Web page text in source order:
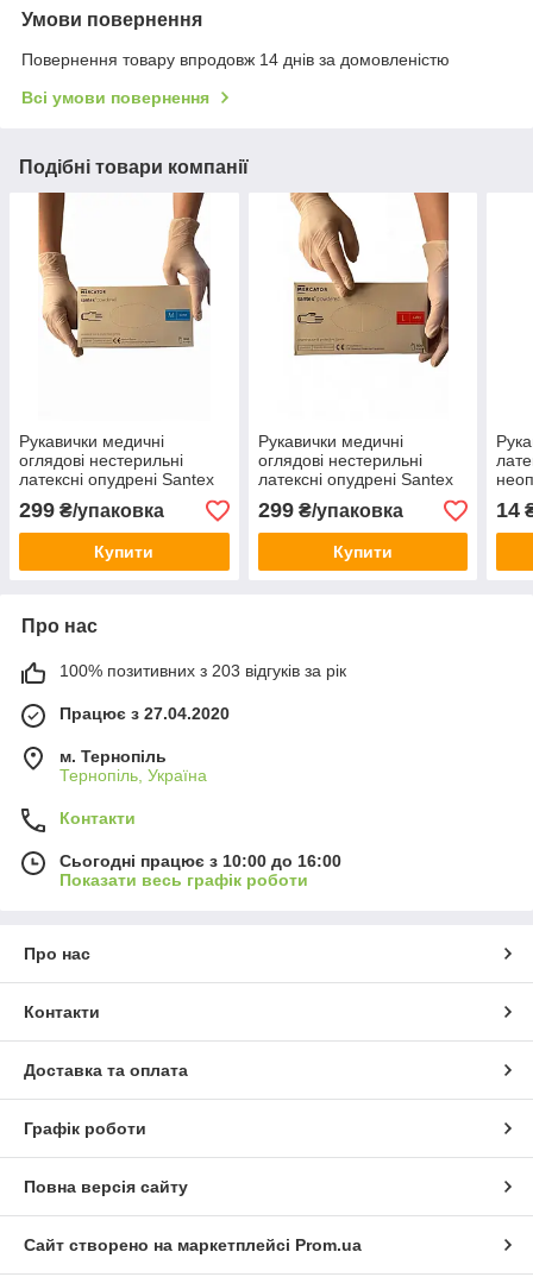
Умови повернення
Повернення товару впродовж 14 днів за домовленістю
Всі умови повернення
Подібні товари компанії
Рукавички медичні
оглядові нестерильні
латексні опудрені Santex
powdered M (50 пар/уп)
299 ₴/упаковка
Купити
Рукавички медичні
оглядові нестерильні
латексні опудрені Santex
powdered L (50 пар/уп)
299₴/упаковка
Купити
14
Про нас
100% позитивних з 203 відгуків за рік
Працює з 27.04.2020
м. Тернопіль
Тернопіль, Україна
Контакти
Сьогодні працює з 10:00 до 16:00
Показати весь графік роботи
Про нас
Контакти
Доставка та оплата
Графік роботи
Повна версія сайту
Сайт створено на маркетплейсі Prom.ua